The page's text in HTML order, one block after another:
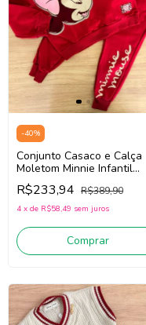
-40%
Conjunto Casaco e Calça
Moletom Minnie Infantil
Menina Animé P6539
(Vermelho)
R$233,94 R$389,90
4 x de R$58,49 sem juros
Comprar